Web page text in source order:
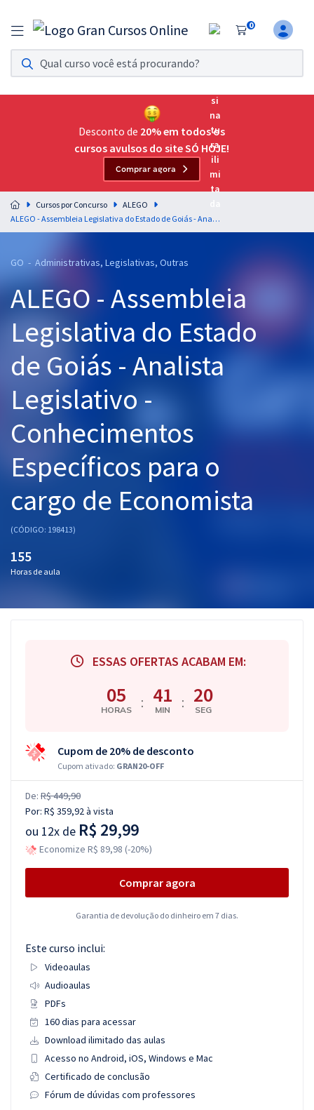
0
Assinatura Ilimitada 11
Acesso a todos os cursos. Teste grátis por 7 dias!
Assinatura OAB Até Passar
Acesso ilimitado a toda preparação para o Exame da
Residências Multiprofissionais
Preparação completa e intensiva para as principais
residências em saúde do Brasil
Cursos 20% OFF
Pós
Graduação
OAB
Mentorias
Questões grátis
Desconto de 20% em todos os
cursos avulsos do site SÓ HOJE!
Comprar agora
Cursos por Concurso
ALEGO
ALEGO - Assembleia Legislativa do Estado de Goiás - Analista Legislativo - Conhecimentos Específicos para o cargo de Economista
GO - Administrativas, Legislativas, Outras
ALEGO - Assembleia
Legislativa do Estado
de Goiás - Analista
Legislativo -
Conhecimentos
Específicos para o
cargo de Economista
(CÓDIGO: 198413)
155
Horas de aula
ESSAS OFERTAS ACABAM EM:
05
HORAS : 41
MIN : 19
SEG
Cupom de 20% de desconto
Cupom ativado: GRAN20-OFF
De: R$ 449,90
Por: R$ 359,92à vista
ou 12x de R$ 29,99
Economize R$ 89,98 (-20%)
Comprar agora
Garantia de devolução do dinheiro em 7 dias.
Este curso inclui:
Videoaulas
Audioaulas
PDFs
160 dias para acessar
Download ilimitado das aulas
Acesso no Android, iOS, Windows e Mac
Certificado de conclusão
Fórum de dúvidas com professores